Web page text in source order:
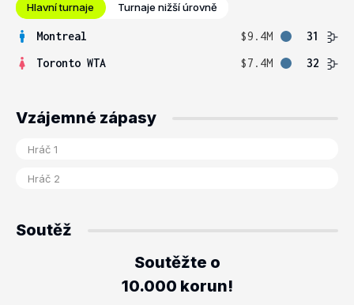
Hlavní turnaje Turnaje nižší úrovně
Montreal $9.4M
31
Toronto WTA
$7.4M 32
Vzájemné zápasy
Soutěž
Soutěžte o
10.000 korun!